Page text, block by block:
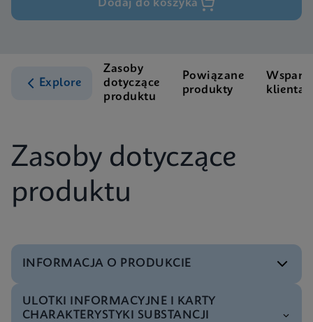
Dodaj do koszyka
Explore
Zasoby
dotyczące
produktu
Powiązane
produkty
klienta
Zasoby dotyczące
produktu
INFORMACJA O PRODUKCIE
Specyfikacja techniczna
ULOTKI INFORMACYJNE I KARTY
CHARAKTERYSTYKI SUBSTANCJI